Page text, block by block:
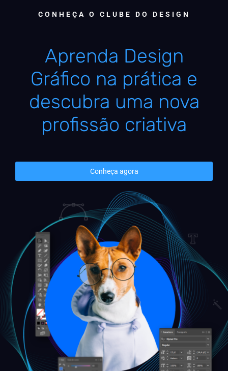
CONHEÇA O CLUBE DO DESIGN
Aprenda Design
Gráfico na prática e
descubra uma nova
profissão criativa
Conheça agora